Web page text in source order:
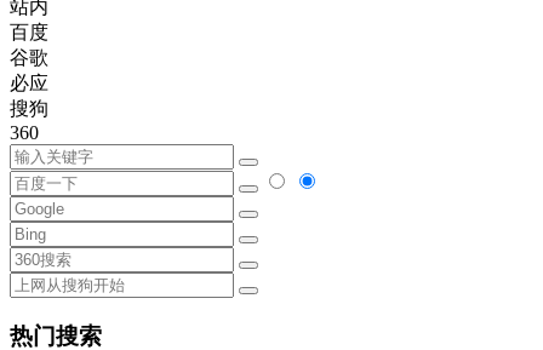
站内
百度
谷歌
必应
搜狗
360
热门搜索